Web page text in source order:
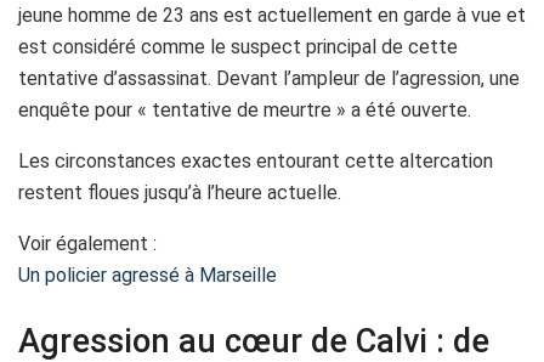
jeune homme de 23 ans est actuellement en garde à vue et
est considéré comme le suspect principal de cette
tentative d’assassinat. Devant l’ampleur de l’agression, une
enquête pour « tentative de meurtre » a été ouverte.
Les circonstances exactes entourant cette altercation
restent floues jusqu’à l’heure actuelle.
Voir également :
Un policier agressé à Marseille
Agression au cœur de Calvi : de